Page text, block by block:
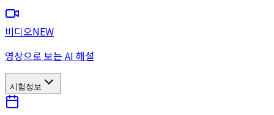
비디오NEW
영상으로 보는 AI 해설
시험정보